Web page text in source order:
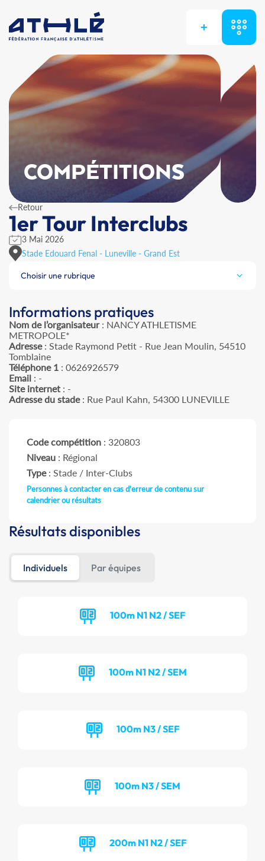
+
COMPÉTITIONS
Retour
1er Tour Interclubs
3 Mai 2026
Stade Edouard Fenal - Luneville - Grand Est
Choisir une rubrique
Informations pratiques
Nom de l’organisateur: NANCY ATHLETISME
METROPOLE*
Adresse: Stade Raymond Petit - Rue Jean Moulin, 54510
Tomblaine
Téléphone 1 : 0626926579
Email : -
Site internet : -
Adresse du stade: Rue Paul Kahn, 54300 LUNEVILLE
Code compétition : 320803
Niveau : Régional
Type: Stade / Inter-Clubs
Personnes à contacter en cas d'erreur de contenu sur
calendrier ou résultats
Résultats disponibles
Individuels Par équipes
100m N1 N2 / SEF
100m N1 N2 / SEM
100m N3 / SEF
100m N3 / SEM
200m N1 N2 / SEF